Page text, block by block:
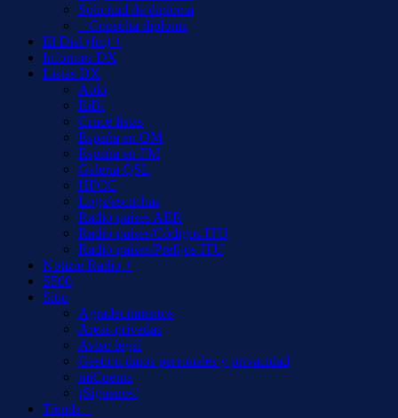
Solicitud de diploma
– Consulta diploma
El Dial (fm) +
Informes DX
Listas DX
Aoki
EiBi
Cruce listas
España en OM
España en FM
Galería QSL
HFCC
Logs/escuchas
Radio-países AER
Radio-países/Códigos ITU
Radio-países/Prefijos ITU
Notizie Radio +
S500
Sitio
Agradecimientos
Áreas privadas
Aviso legal
Gestión datos personales y privacidad
miCuenta
¡Síguenos!
Tienda +